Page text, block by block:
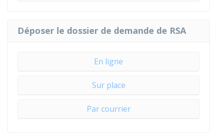
Déposer le dossier de demande de RSA
En ligne
Sur place
Par courrier